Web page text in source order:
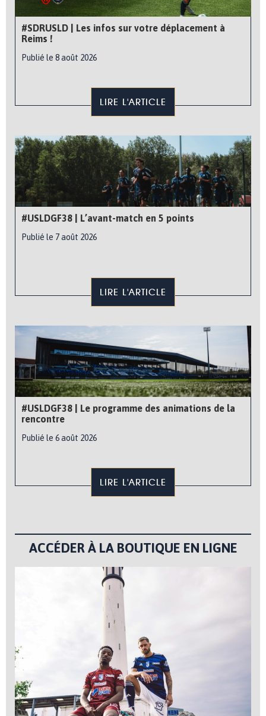
#SDRUSLD | Les infos sur votre déplacement à
Reims !
Publié le 8 août 2026
LIRE L'ARTICLE
#USLDGF38 | L’avant-match en 5 points
Publié le 7 août 2026
LIRE L'ARTICLE
#USLDGF38 | Le programme des animations de la
rencontre
Publié le 6 août 2026
LIRE L'ARTICLE
ACCÉDER À LA BOUTIQUE EN LIGNE